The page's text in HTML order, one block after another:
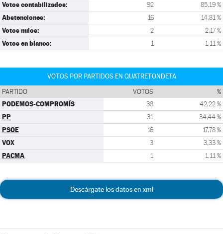
Votos contabilizados: 92 85,19 %
Abstenciones: 16 14,81 %
Votos nulos: 2 2,17 %
Votos en blanco: 1 1,11 %
VOTOS POR PARTIDOS EN QUATRETONDETA
PARTIDO VOTOS %
PODEMOS-COMPROMÍS 38 42,22 %
PP 31 34,44 %
PSOE 16 17,78 %
VOX 3 3,33 %
PACMA 1 1,11 %
Descárgate los datos en xml